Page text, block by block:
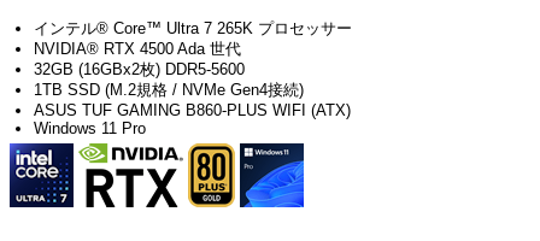
インテル® Core™ Ultra 7 265K プロセッサー
NVIDIA® RTX 4500 Ada 世代
32GB (16GBx2枚) DDR5-5600
1TB SSD (M.2規格 / NVMe Gen4接続)
ASUS TUF GAMING B860-PLUS WIFI (ATX)
Windows 11 Pro